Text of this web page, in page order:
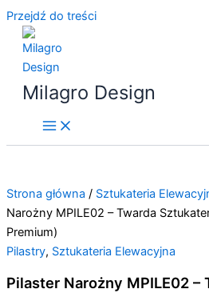
Przejdź do treści
Milagro Design
Strona główna / Sztukateria
Narożny MPILE02 – Twarda
Premium)
Pilastry, Sztukateria Elewacyjna
Pilaster Narożny MPILE02 –